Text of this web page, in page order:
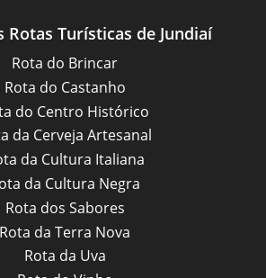
Rotas Turísticas de Jundiaí
Rota do Brincar
Rota do Castanho
do Centro Histórico
da Cerveja Artesanal
da Cultura Italiana
da Cultura Negra
Rota dos Sabores
Rota da Terra Nova
Rota da Uva